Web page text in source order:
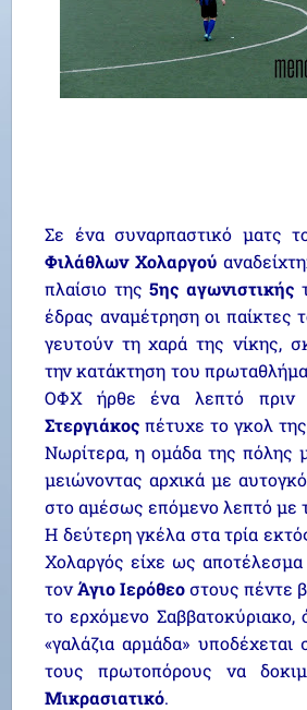
Σε ένα συναρπαστικό ματς
Φιλάθλων Χολαργού
πλαίσιο της5ης αγωνιστικής
έδρας αναμέτρηση οι παίκτες
γευτούν τη χαρά της νίκης,
την κατάκτηση του
ΟΦΧ ήρθε ένα λεπτό
Στεργιάκοςπέτυχε το γκολ
Νωρίτερα, η ομάδα της πόλης
μειώνοντας αρχικά με
στο αμέσως επόμενο λεπτό με
Η δεύτερη γκέλα στα τρία
Χολαργός είχε ως
τονΆγιο Ιερόθεοστους πέντε
το ερχόμενο
«γαλάζια αρμάδα»
τους πρωτοπόρους να
Μικρασιατικό.